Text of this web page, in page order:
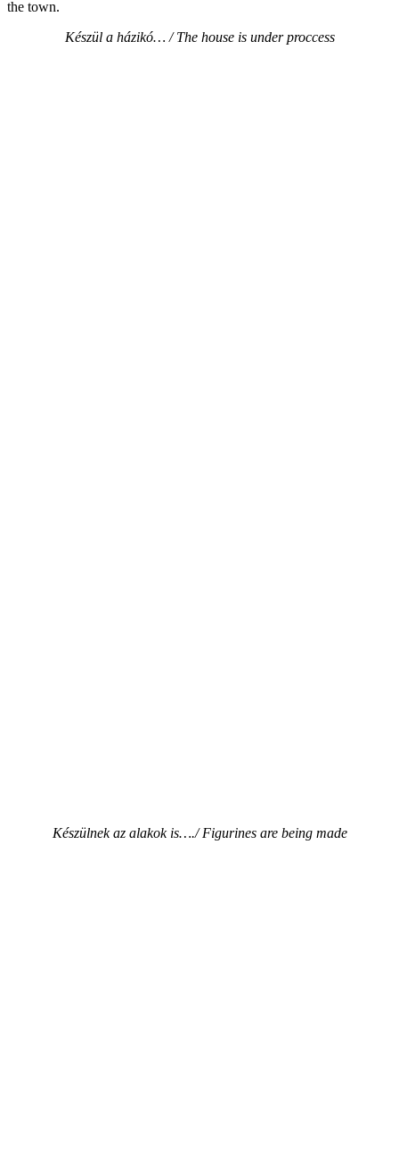
the town.
Készül a házikó… / The house is under proccess
Készülnek az alakok is…./ Figurines are being made